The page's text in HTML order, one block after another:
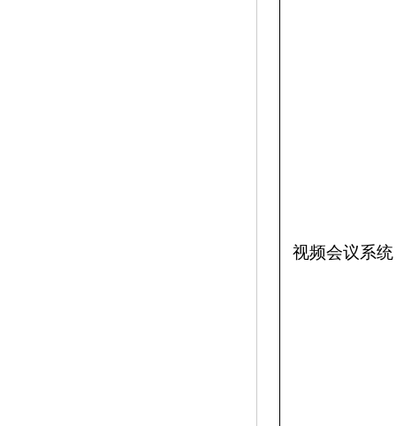
视频会议系统